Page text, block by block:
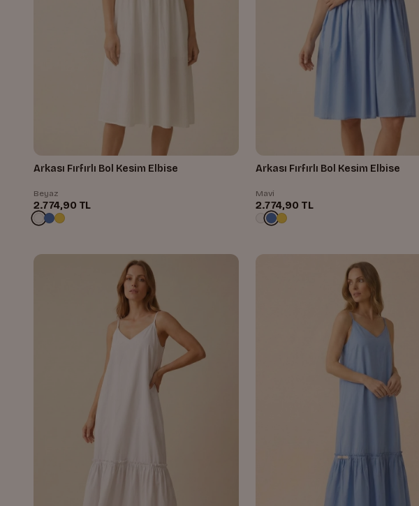
Arkası Fırfırlı Bol Kesim Elbise
Beyaz
2.774,90 TL
Arkası Fırfırlı Bol Kesim Elbise
Mavi
2.774,90 TL